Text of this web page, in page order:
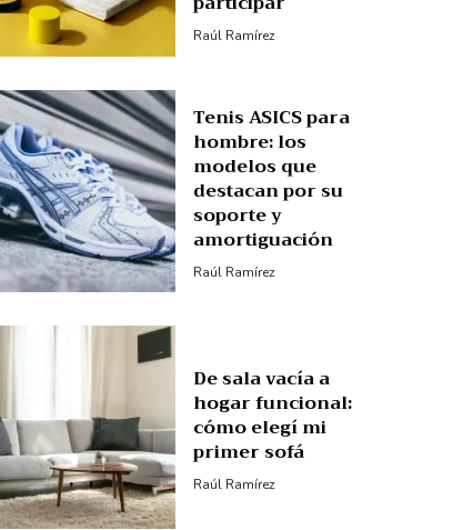
Raúl Ramírez
Tenis ASICS para
hombre: los
modelos que
destacan por su
soporte y
amortiguación
Raúl Ramírez
De sala vacía a
hogar funcional:
cómo elegí mi
primer sofá
Raúl Ramírez